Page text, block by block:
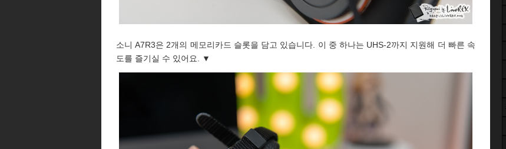
소니 A7R3은 2개의 메모리카드 슬롯을 담고 있습니다. 이 중 하나는 UHS-2까지 지원해 더 빠른 속
도를 즐기실 수 있어요. ▼